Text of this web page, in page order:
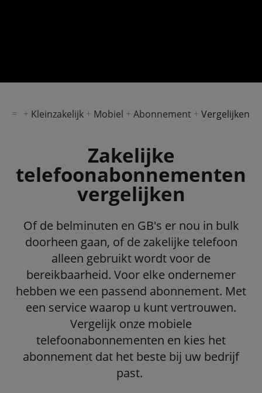
Kleinzakelijk Mobiel Abonnement Vergelijken
Zakelijke
telefoonabonnementen
vergelijken
Of de belminuten en GB's er nou in bulk
doorheen gaan, of de zakelijke telefoon
alleen gebruikt wordt voor de
bereikbaarheid. Voor elke ondernemer
hebben we een passend abonnement. Met
een service waarop u kunt vertrouwen.
Vergelijk onze mobiele
telefoonabonnementen en kies het
abonnement dat het beste bij uw bedrijf
past.